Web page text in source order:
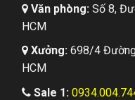
Văn phòng: Số 8,
HCM
Xưởng:698/4 Đường
HCM
Sale 1: